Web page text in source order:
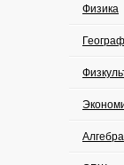
Физика
Алгебра